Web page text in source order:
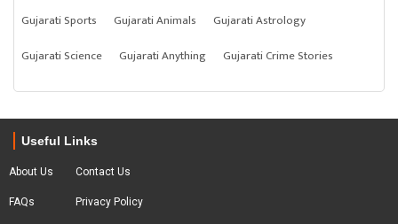
Gujarati Sports
Gujarati Animals
Gujarati Astrology
Gujarati Science
Gujarati Anything Gujarati Crime Stories
Useful Links
About Us
FAQs
Contact Us
Privacy Policy